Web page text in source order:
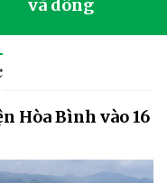
và dông
Hòa Bình vào 16